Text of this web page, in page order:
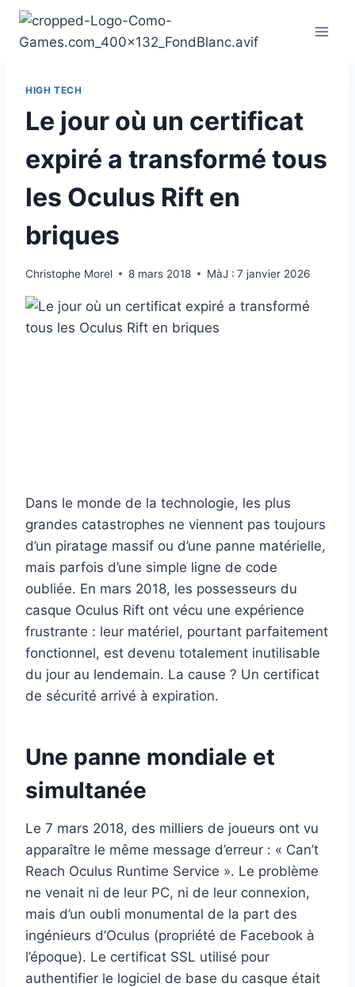
Aller
contenu
HIGH TECH
Le jour où un certificat
expiré a transformé tous
les Oculus Rift en
briques
Christophe Morel 8 mars 2018 MàJ : 7 janvier 2026
Dans le monde de la technologie, les plus
grandes catastrophes ne viennent pas toujours
d’un piratage massif ou d’une panne matérielle,
mais parfois d’une simple ligne de code
oubliée. En mars 2018, les possesseurs du
casque Oculus Rift ont vécu une expérience
frustrante : leur matériel, pourtant parfaitement
fonctionnel, est devenu totalement inutilisable
du jour au lendemain. La cause ? Un certificat
de sécurité arrivé à expiration.
Une panne mondiale et
simultanée
Le 7 mars 2018, des milliers de joueurs ont vu
apparaître le même message d’erreur : « Can’t
Reach Oculus Runtime Service ». Le problème
ne venait ni de leur PC, ni de leur connexion,
mais d’un oubli monumental de la part des
ingénieurs d’Oculus (propriété de Facebook à
l’époque). Le certificat SSL utilisé pour
authentifier le logiciel de base du casque était